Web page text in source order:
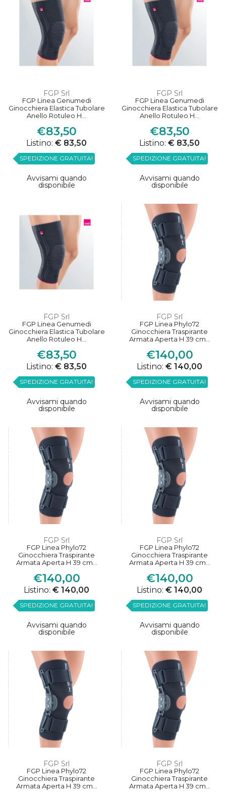
FGP Srl
FGP Linea Genumedi
Ginocchiera Elastica Tubolare
Anello Rotuleo H...
€83,50
Listino: € 83,50
SPEDIZIONE GRATUITA!
Avvisami quando
disponibile
FGP Srl
FGP Linea Genumedi
Ginocchiera Elastica Tubolare
Anello Rotuleo H...
€83,50
Listino: € 83,50
SPEDIZIONE GRATUITA!
Avvisami quando
disponibile
FGP Srl
FGP Linea Genumedi
Ginocchiera Elastica Tubolare
Anello Rotuleo H...
€83,50
Listino: € 83,50
SPEDIZIONE GRATUITA!
Avvisami quando
disponibile
FGP Srl
FGP Linea Phylo72
Ginocchiera Traspirante
Armata Aperta H 39 cm...
€140,00
Listino: € 140,00
SPEDIZIONE GRATUITA!
Avvisami quando
disponibile
FGP Srl
FGP Linea Phylo72
Ginocchiera Traspirante
Armata Aperta H 39 cm...
€140,00
Listino: € 140,00
SPEDIZIONE GRATUITA!
Avvisami quando
disponibile
FGP Srl
FGP Linea Phylo72
Ginocchiera Traspirante
Armata Aperta H 39 cm...
€140,00
Listino: € 140,00
SPEDIZIONE GRATUITA!
Avvisami quando
disponibile
FGP Srl
FGP Linea Phylo72
Ginocchiera Traspirante
Armata Aperta H 39 cm...
FGP Srl
FGP Linea Phylo72
Ginocchiera Traspirante
Armata Aperta H 39 cm...